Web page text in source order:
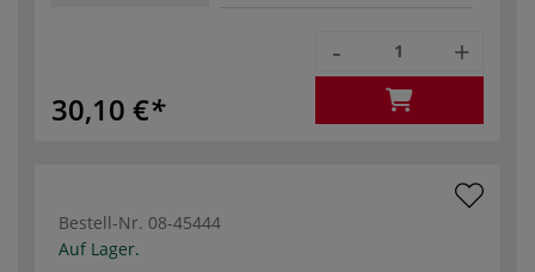
30,10 €
- +
Bestell-Nr. 08-45444
Auf Lager.